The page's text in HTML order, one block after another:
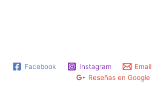
Facebook Instagram Email
Reseñas en Google